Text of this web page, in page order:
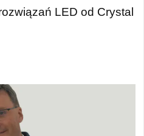
LED od Crystal